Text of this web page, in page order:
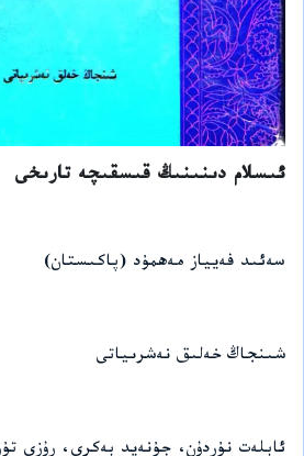
ئىسلام دىنىنىڭ قىسقىچە تارىخى
سەئىد فەيياز مەھمۇد (پاكىستان)
شىنجاڭ خەلىق نەشرىياتى
ئابلەت نۇردۇن، جۇنەيد بەكرى، رۇزى